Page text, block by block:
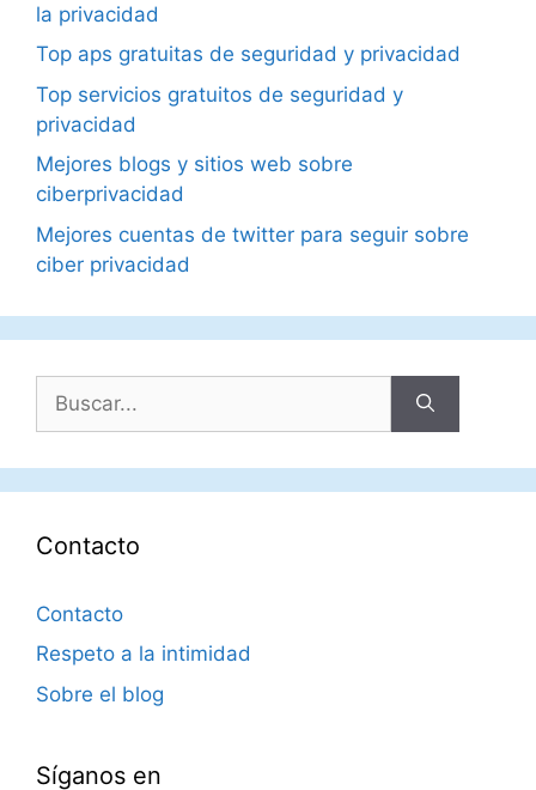
la privacidad
Top aps gratuitas de seguridad y privacidad
Top servicios gratuitos de seguridad y
privacidad
Mejores blogs y sitios web sobre
ciberprivacidad
Mejores cuentas de twitter para seguir sobre
ciber privacidad
Contacto
Contacto
Respeto a la intimidad
Sobre el blog
Síganos en